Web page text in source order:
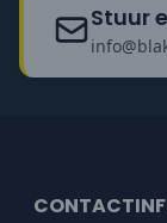
Stuur